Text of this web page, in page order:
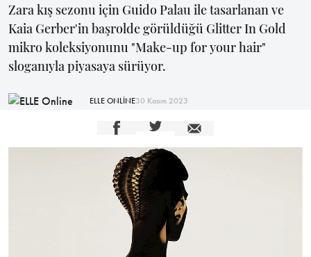
Zara kış sezonu için Guido Palau ile tasarlanan ve
Kaia Gerber'in başrolde görüldüğü Glitter In Gold
mikro koleksiyonunu "Make-up for your hair"
sloganıyla piyasaya sürüyor.
ELLE ONLİNE30 Kasım 2023